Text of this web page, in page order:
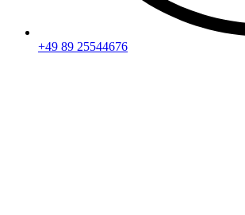
+49 89 25544676